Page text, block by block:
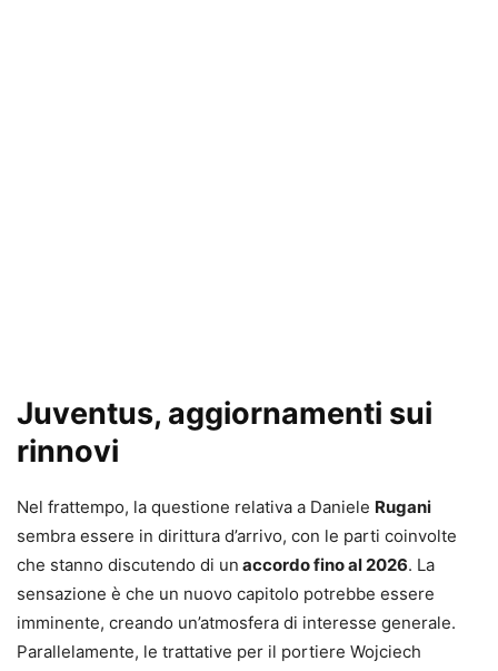
Juventus, aggiornamenti sui
rinnovi
Nel frattempo, la questione relativa a Daniele Rugani
sembra essere in dirittura d’arrivo, con le parti coinvolte
che stanno discutendo di un accordo fino al 2026. La
sensazione è che un nuovo capitolo potrebbe essere
imminente, creando un’atmosfera di interesse generale.
Parallelamente, le trattative per il portiere Wojciech